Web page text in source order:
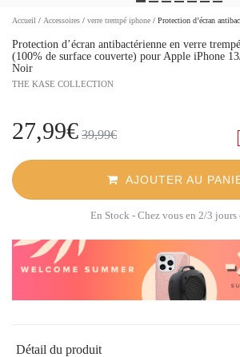
Accueil / Accessoires / verre trempé iphone / Protection d’écran
Protection d’écran antibactérienne en verre
(100% de surface couverte) pour Apple iPhone
Noir
THE KASE COLLECTION
27,99€ 39,99€
AJOUTER AU
En Stock - Chez vous en 2/3 jours
Détail du produit